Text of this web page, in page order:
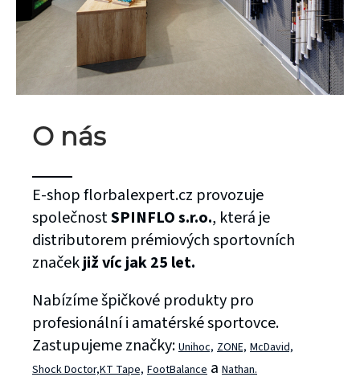
O nás
E-shop florbalexpert.cz provozuje
společnostSPINFLO s.r.o., která je
distributorem prémiových sportovních
značekjiž víc jak 25 let.
Nabízíme špičkové produkty pro
profesionální i amatérské sportovce.
Zastupujeme značky: Unihoc, ZONE, McDavid,
Shock Doctor,KT Tape, FootBalance a Nathan.